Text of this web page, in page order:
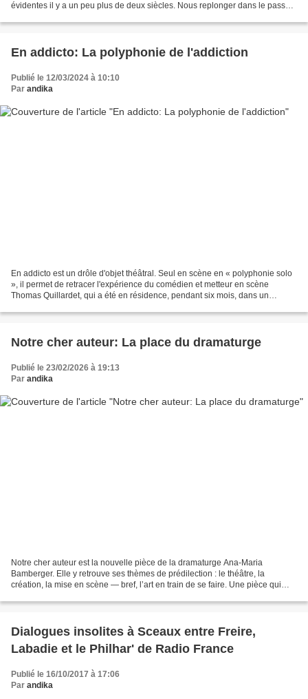
évidentes il y a un peu plus de deux siècles. Nous replonger dans le passé
En addicto: La polyphonie de l'addiction
Publié le 12/03/2024 à 10:10
Par andika
En addicto est un drôle d'objet théâtral. Seul en scène en « polyphonie solo
», il permet de retracer l'expérience du comédien et metteur en scène
Thomas Quillardet, qui a été en résidence, pendant six mois, dans un
Notre cher auteur: La place du dramaturge
Publié le 23/02/2026 à 19:13
Par andika
Notre cher auteur est la nouvelle pièce de la dramaturge Ana-Maria
Bamberger. Elle y retrouve ses thèmes de prédilection : le théâtre, la
création, la mise en scène — bref, l’art en train de se faire. Une pièce qui
Dialogues insolites à Sceaux entre Freire,
Labadie et le Philhar' de Radio France
Publié le 16/10/2017 à 17:06
Par andika